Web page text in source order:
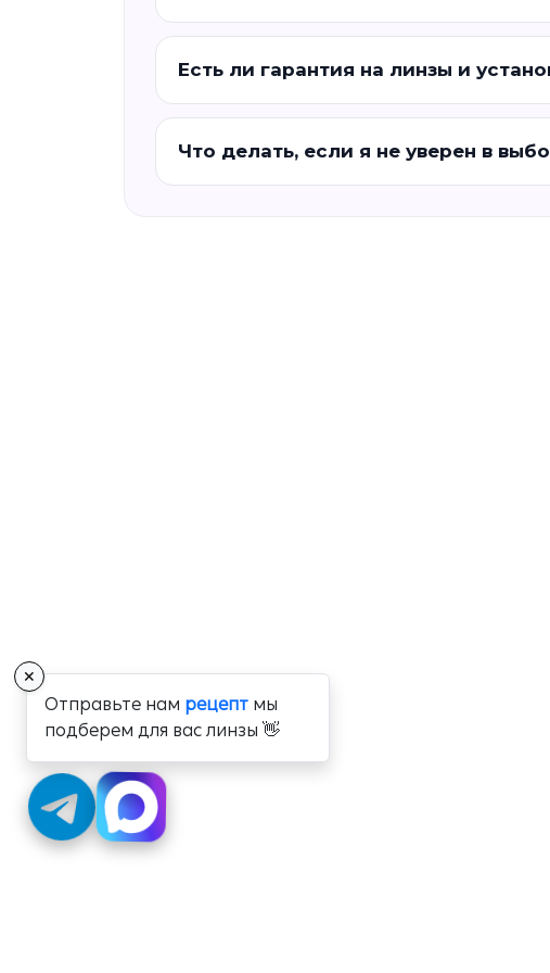
Есть ли гарантия на линзы и
Что делать, если я не уверен в
✕
Отправьте нам рецепт мы
подберем для вас линзы 👋